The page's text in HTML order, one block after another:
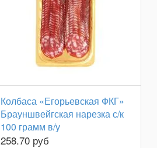
Колбаса «Егорьевская ФКГ»
Брауншвейгская нарезка с/к
100 грамм в/у
258.70 руб